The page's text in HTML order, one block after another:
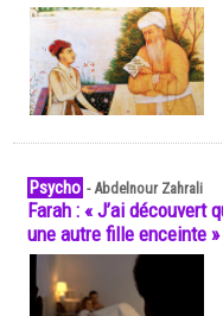
Psycho -Abdelnour Zahrali
Farah : « J’ai découvert
une autre fille enceinte »